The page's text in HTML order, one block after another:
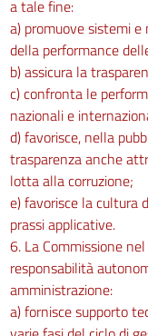
a tale fine:
a) promuove sistemi
della performance
b) assicura la
c) confronta le
nazionali e
d) favorisce, nella
trasparenza anche
lotta alla corruzione;
e) favorisce la cultura
prassi applicative.
6. La Commissione
responsabilità
amministrazione:
a) fornisce supporto